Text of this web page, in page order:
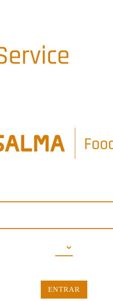
ENTRAR